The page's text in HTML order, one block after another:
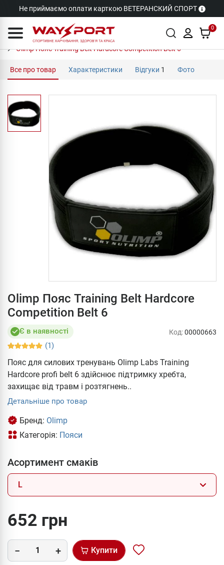
Не приймаємо оплати карткою ВЕТЕРАНСКИЙ СПОРТ
0
Olimp Пояс Training Belt Hardcore Competition Belt 6
Все про товар Характеристики Відгуки 1 Фото
Olimp Пояс Training Belt Hardcore
Competition Belt 6
Є в наявності
(1)
Код:00000663
Пояс для силових тренувань Olimp Labs Training
Hardcore profi belt 6 здійснює підтримку хребта,
захищає від травм і розтягнень..
Детальніше про товар
Бренд: Olimp
Категорія: Пояси
Асортимент смаків
L
652 грн
Купити